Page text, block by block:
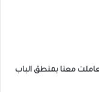
معنا بمنطق الباب